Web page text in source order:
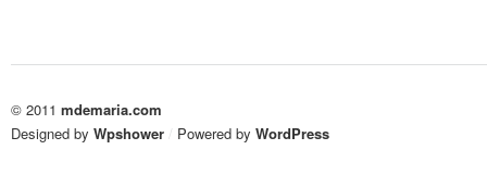
© 2011 mdemaria.com
Designed by Wpshower / Powered by WordPress